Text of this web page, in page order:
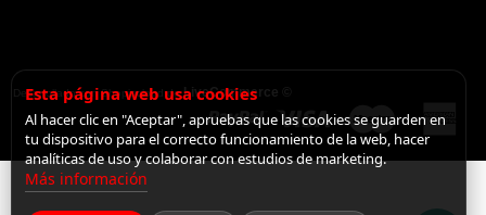
Desarrollado con Shopincloud deLiveCommerce ©
Esta página web usa cookies
Al hacer clic en "Aceptar", apruebas que las cookies se guarden en
tu dispositivo para el correcto funcionamiento de la web, hacer
analíticas de uso y colaborar con estudios de marketing.
Más información